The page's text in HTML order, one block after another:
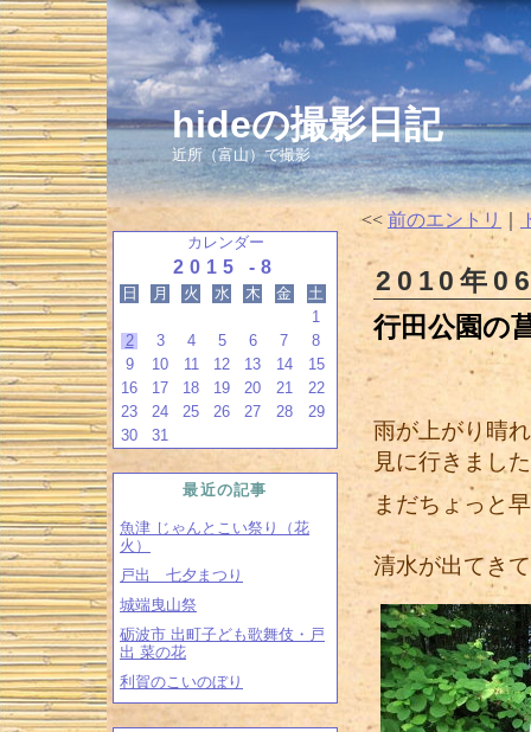
hideの撮影日記
近所（富山）で撮影
カレンダー
2015 -8
日 月 火 水 木 金
土
1
2
3 4 5 6 7
8
9
10 11 12 13 14
15
16
17 18 19 20 21
22
23
24 25 26 27 28
29
30
31
最近の記事
魚津 じゃんとこい祭り（花
火）
戸出 七夕まつり
城端曳山祭
砺波市 出町子ども歌舞伎・戸
出 菜の花
利賀のこいのぼり
<< 前のエントリ
2010年
行田公園の
雨が上がり晴
見に行きまし
まだちょっと
清水が出てき